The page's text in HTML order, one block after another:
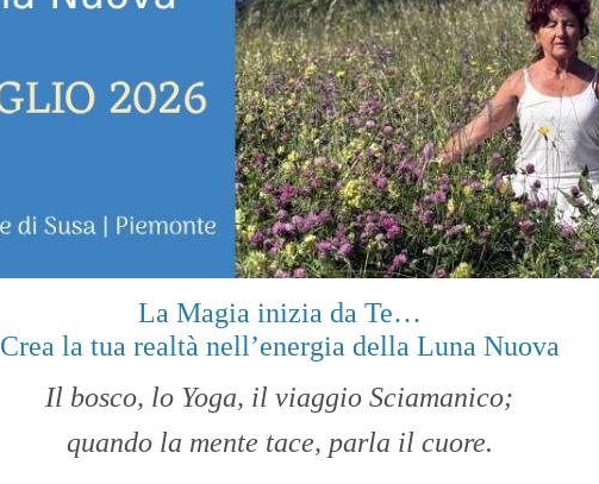
La Magia inizia da Te…
Crea la tua realtà nell’energia della Luna Nuova
Il bosco, lo Yoga, il viaggio Sciamanico;
quando la mente tace, parla il cuore.